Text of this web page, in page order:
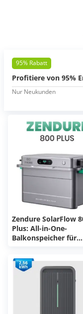
95% Rabatt
Profitiere von 95%
Nur Neukunden
Zendure SolarFlow
Plus: All-in-One-
Balkonspeicher für